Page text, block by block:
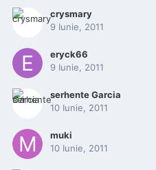
crysmary
9 Iunie, 2011
eryck66
9 Iunie, 2011
serhente Garcia
10 Iunie, 2011
muki
10 Iunie, 2011